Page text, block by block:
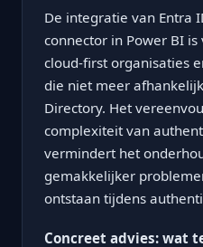
De integratie van Entra
connector in Power BI
cloud-first organisaties
die niet meer
Directory. Het
complexiteit van
vermindert het
gemakkelijker
ontstaan tijdens
Concreet advies: wat